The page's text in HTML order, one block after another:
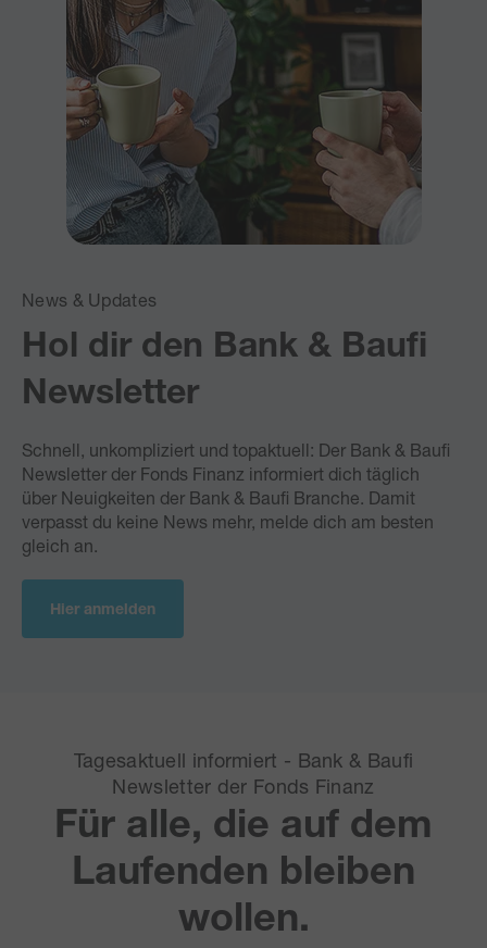
News & Updates
Hol dir den Bank & Baufi
Newsletter
Schnell, unkompliziert und topaktuell: Der Bank & Baufi
Newsletter der Fonds Finanz informiert dich täglich
über Neuigkeiten der Bank & Baufi Branche. Damit
verpasst du keine News mehr, melde dich am besten
gleich an.
Hier anmelden
Tagesaktuell informiert - Bank & Baufi
Newsletter der Fonds Finanz
Für alle, die auf dem
Laufenden bleiben
wollen.